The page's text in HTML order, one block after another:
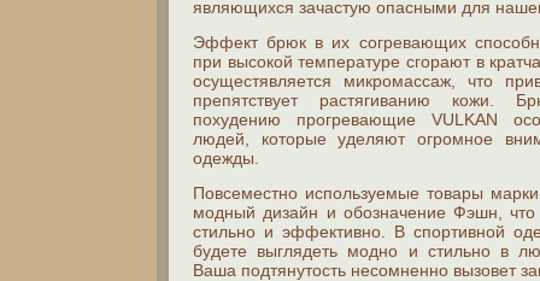
являющихся зачастую опасными для
Эффект брюк в их согревающих
при высокой температуре сгорают в
осущестявляется микромассаж, что
препятствует растягиванию кожи.
похудению прогревающие VULKAN
людей, которые уделяют огромное
одежды.
Повсеместно используемые товары
модный дизайн и обозначение Фэшн,
стильно и эффективно. В спортивной
будете выглядеть модно и стильно в
Ваша подтянутость несомненно вызовет